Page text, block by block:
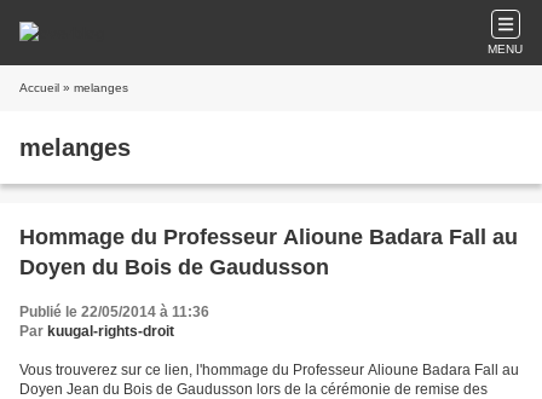
MENU
Accueil » melanges
melanges
Hommage du Professeur Alioune Badara Fall au
Doyen du Bois de Gaudusson
Publié le 22/05/2014 à 11:36
Par kuugal-rights-droit
Vous trouverez sur ce lien, l'hommage du Professeur Alioune Badara Fall au
Doyen Jean du Bois de Gaudusson lors de la cérémonie de remise des